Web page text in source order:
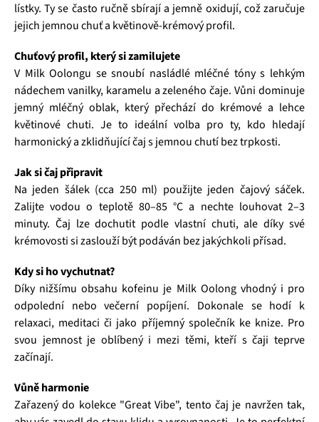
lístky. Ty se často ručně sbírají a jemně oxidují, což zaručuje
jejich jemnou chuť a květinově-krémový profil.
Chuťový profil, který si zamilujete
V Milk Oolongu se snoubí nasládlé mléčné tóny s lehkým
nádechem vanilky, karamelu a zeleného čaje. Vůni dominuje
jemný mléčný oblak, který přechází do krémové a lehce
květinové chuti. Je to ideální volba pro ty, kdo hledají
harmonický a zklidňující čaj s jemnou chutí bez trpkosti.
Jak si čaj připravit
Na jeden šálek (cca 250 ml) použijte jeden čajový sáček.
Zalijte vodou o teplotě 80–85 °C a nechte louhovat 2–3
minuty. Čaj lze dochutit podle vlastní chuti, ale díky své
krémovosti si zaslouží být podáván bez jakýchkoli přísad.
Kdy si ho vychutnat?
Díky nižšímu obsahu kofeinu je Milk Oolong vhodný i pro
odpolední nebo večerní popíjení. Dokonale se hodí k
relaxaci, meditaci či jako příjemný společník ke knize. Pro
svou jemnost je oblíbený i mezi těmi, kteří s čaji teprve
začínají.
Vůně harmonie
Zařazený do kolekce "Great Vibe", tento čaj je navržen tak,